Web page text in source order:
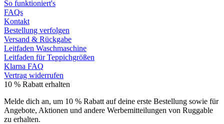
So funktioniert's
FAQs
Kontakt
Bestellung verfolgen
Versand & Rückgabe
Leitfaden Waschmaschine
Leitfaden für Teppichgrößen
Klarna FAQ
Vertrag widerrufen
10 % Rabatt erhalten
Melde dich an, um 10 % Rabatt auf deine erste Bestellung sowie für
Angebote, Aktionen und andere Werbemitteilungen von Ruggable
zu erhalten.